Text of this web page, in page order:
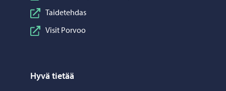
Taidetehdas
Visit Porvoo
Hyvä tietää